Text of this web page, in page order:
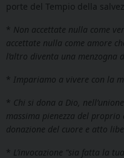
porte del Tempio della
* Non accettate nulla come
accettate nulla come amore
l’altro diventa una menzogna
* Impariamo a vivere con la
* Chi si dona a Dio,
massima pienezza del proprio
donazione del cuore e atto
* L’invocazione “sia fatta la